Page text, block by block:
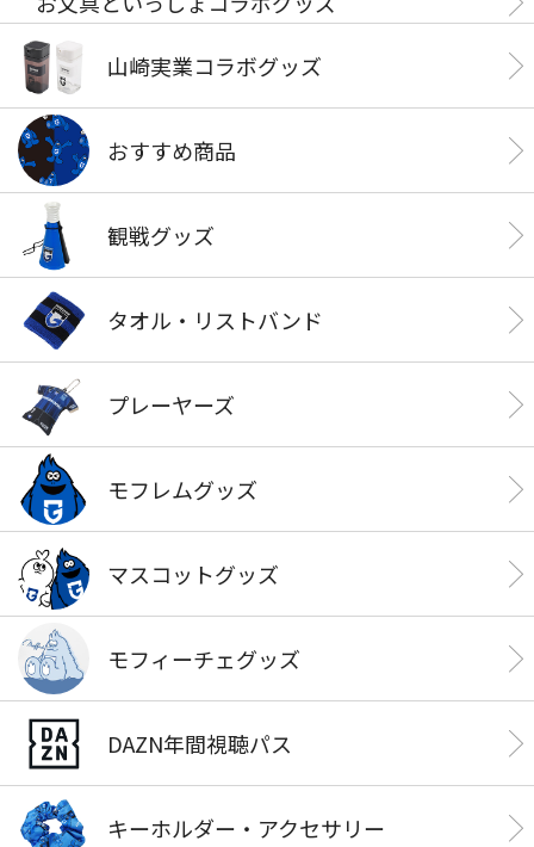
山崎実業コラボグッズ
おすすめ商品
観戦グッズ
タオル・リストバンド
プレーヤーズ
モフレムグッズ
マスコットグッズ
モフィーチェグッズ
DAZN年間視聴パス
キーホルダー・アクセサリー